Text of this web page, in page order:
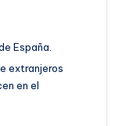
España.
extranjeros
en el